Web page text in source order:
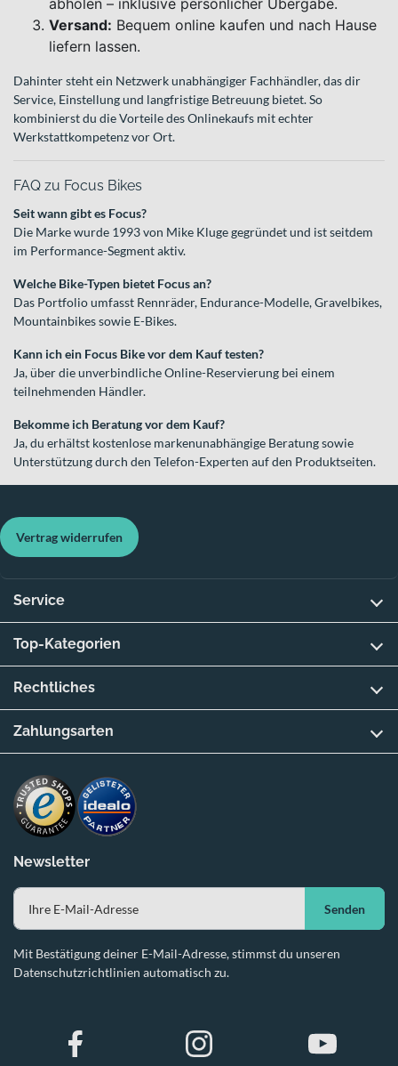
abholen – inklusive persönlicher Übergabe.
Versand: Bequem online kaufen und nach Hause
liefern lassen.
Dahinter steht ein Netzwerk unabhängiger Fachhändler, das dir
Service, Einstellung und langfristige Betreuung bietet. So
kombinierst du die Vorteile des Onlinekaufs mit echter
Werkstattkompetenz vor Ort.
FAQ zu Focus Bikes
Seit wann gibt es Focus?
Die Marke wurde 1993 von Mike Kluge gegründet und ist seitdem
im Performance-Segment aktiv.
Welche Bike-Typen bietet Focus an?
Das Portfolio umfasst Rennräder, Endurance-Modelle, Gravelbikes,
Mountainbikes sowie E-Bikes.
Kann ich ein Focus Bike vor dem Kauf testen?
Ja, über die unverbindliche Online-Reservierung bei einem
teilnehmenden Händler.
Bekomme ich Beratung vor dem Kauf?
Ja, du erhältst kostenlose markenunabhängige Beratung sowie
Unterstützung durch den Telefon-Experten auf den Produktseiten.
Newsletter
Senden
Mit Bestätigung deiner E-Mail-Adresse, stimmst du unseren
Datenschutzrichtlinien automatisch zu.
Vertrag widerrufen
Service
Top-Kategorien
Rechtliches
Zahlungsarten